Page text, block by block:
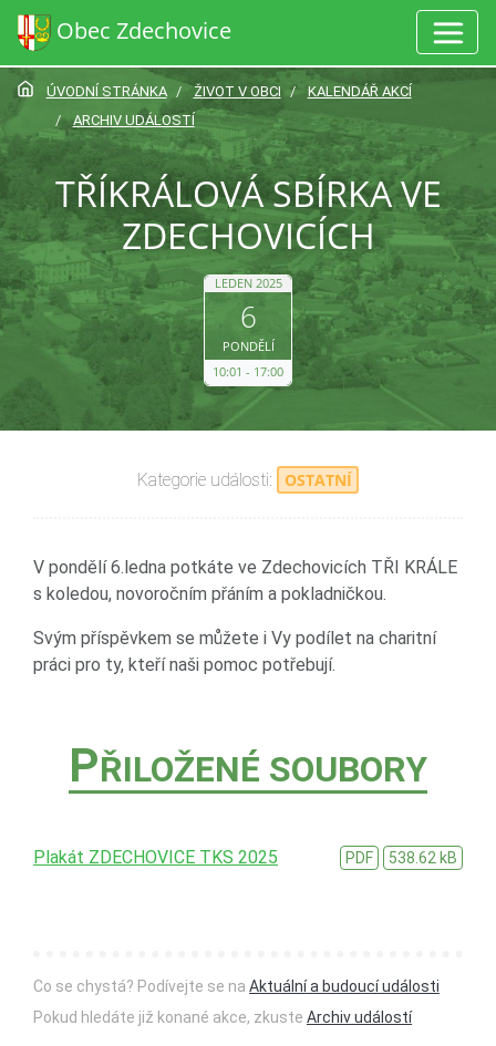
Obec Zdechovice
ÚVODNÍ STRÁNKA ŽIVOT V OBCI
KALENDÁŘ AKCÍ
ARCHIV UDÁLOSTÍ
TŘÍKRÁLOVÁ SBÍRKA VE
ZDECHOVICÍCH
LEDEN 2025
6
PONDĚLÍ
10:01
17:00
Kategorie události: OSTATNÍ
V pondělí 6.ledna potkáte ve Zdechovicích TŘI KRÁLE
s koledou, novoročním přáním a pokladničkou.
Svým příspěvkem se můžete i Vy podílet na charitní
práci pro ty, kteří naši pomoc potřebují.
PŘILOŽENÉ SOUBORY
Plakát ZDECHOVICE TKS 2025 PDF 538.62 kB
Co se chystá? Podívejte se na Aktuální a budoucí události
Pokud hledáte již konané akce, zkuste Archiv událostí